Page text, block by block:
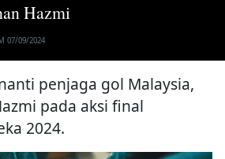
Hazmi
07/09/2024
penjaga gol Malaysia,
pada aksi final
2024.